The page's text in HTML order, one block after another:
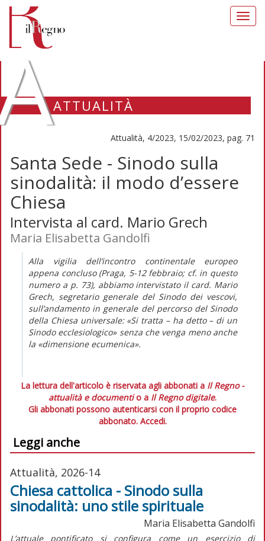
ATTUALITÀ
Attualità, 4/2023, 15/02/2023, pag. 71
Santa Sede - Sinodo sulla
sinodalità: il modo d’essere
Chiesa
Intervista al card. Mario Grech
Maria Elisabetta Gandolfi
Alla vigilia dell’incontro continentale europeo
appena concluso (Praga, 5-12 febbraio; cf. in questo
numeroa p. 73), abbiamo intervistato il card. Mario
Grech, segretario generale del Sinodo dei vescovi,
sull’andamento in generale del percorso del Sinodo
della Chiesa universale: «Si tratta – ha detto – di un
Sinodo ecclesiologico» senza che venga meno anche
la «dimensione ecumenica».
La lettura dell'articolo è riservata agli abbonati a Il Regno -
attualità e documentio a Il Regno digitale.
Gli abbonati possono autenticarsi con il proprio codice
abbonato. Accedi.
Leggi anche
Attualità, 2026-14
Chiesa cattolica - Sinodo sulla
sinodalità: uno stile spirituale
Maria Elisabetta Gandolfi
L’attuale pontificato si configura come un esercizio di